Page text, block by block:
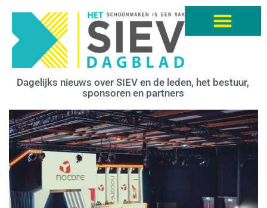
Dagelijks nieuws over SIEV en de leden, het bestuur,
sponsoren en partners